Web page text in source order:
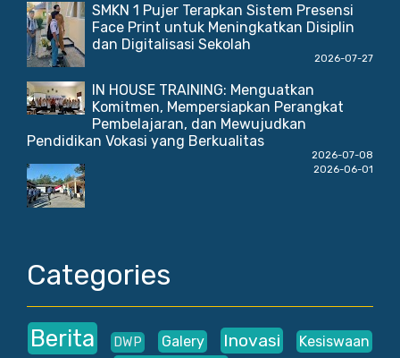
SMKN 1 Pujer Terapkan Sistem Presensi
Face Print untuk Meningkatkan Disiplin
dan Digitalisasi Sekolah
2026-07-27
IN HOUSE TRAINING: Menguatkan
Komitmen, Mempersiapkan Perangkat
Pembelajaran, dan Mewujudkan
Pendidikan Vokasi yang Berkualitas
2026-07-08
2026-06-01
Categories
Berita DWP Galery Inovasi
Kesiswaan